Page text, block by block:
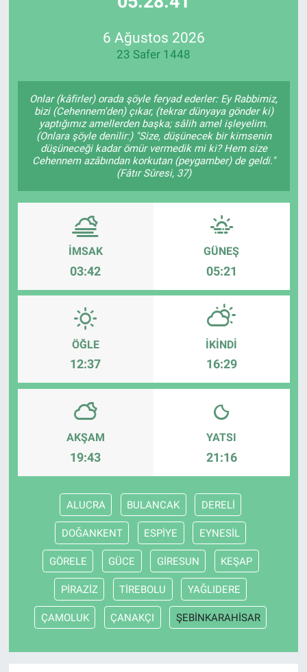
6 Ağustos 2026
23 Safer 1448
Onlar (kâfirler) orada şöyle feryad ederler: Ey Rabbimiz,
bizi (Cehennem'den) çıkar, (tekrar dünyaya gönder ki)
yaptığımız amellerden başka; sâlih amel işleyelim.
(Onlara şöyle denilir:) "Size, düşünecek bir kimsenin
düşüneceği kadar ömür vermedik mi ki? Hem size
Cehennem azâbından korkutan (peygamber) de geldi."
(Fâtır Sûresi, 37)
İMSAK
03:42
GÜNEŞ
05:21
ÖĞLE
12:37
İKINDI
16:29
AKŞAM
19:43
YATSI
21:16
ALUCRA BULANCAK DERELİ
DOĞANKENT ESPİYE EYNESİL
GÖRELE GÜCE GİRESUN KEŞAP
PİRAZİZ TİREBOLU YAĞLIDERE
ÇAMOLUK ÇANAKÇI ŞEBİNKARAHİSAR
Özel Haberler
Kadın
Erişim Bilgileri
Sağlık
Teknoloji
Ramazan